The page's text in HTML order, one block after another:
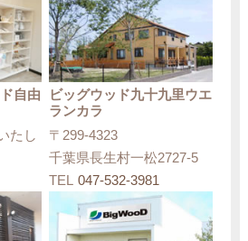
自由
たし
ビッグウッド九十九里ウエ
ランカラ
〒299-4323
千葉県長生村一松2727-5
TEL 047-532-3981